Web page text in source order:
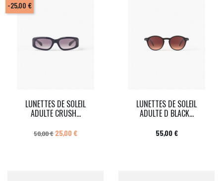
LUNETTES DE SOLEIL
ADULTE CRUSH...
Prix de base
50,00 € Prix
25,00 €
-25,00 €
LUNETTES DE SOLEIL
ADULTE D BLACK...
Prix
55,00 €